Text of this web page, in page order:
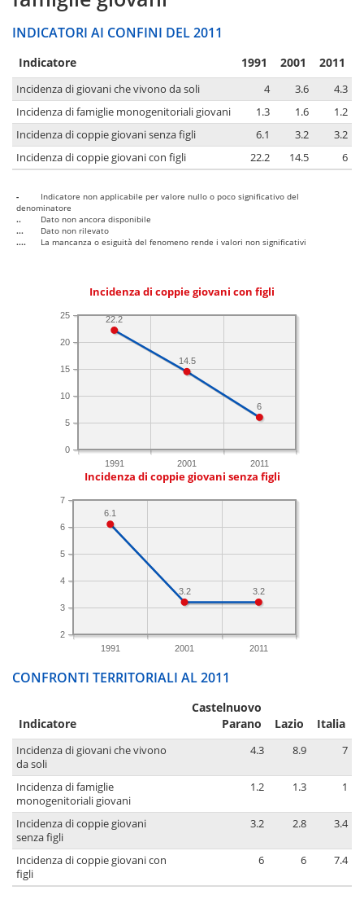
INDICATORI AI CONFINI DEL 2011
Indicatore 1991 2001 2011
Incidenza di giovani che vivono da soli 4 3.6
4.3
Incidenza di famiglie monogenitoriali giovani
1.3 1.6
1.2
Incidenza di coppie giovani senza figli
6.1 3.2
3.2
Incidenza di coppie giovani con figli
22.2 14.5 6
-
Indicatore non applicabile per valore nullo o poco significativo del
denominatore
..
Dato non ancora disponibile
...
Dato non rilevato
....
La mancanza o esiguità del fenomeno rende i valori non significativi
Incidenza di coppie giovani con figli
1991 2001 2011
0
5
10
15
20
25
6
14.5
22.2
Incidenza di coppie giovani senza figli
1991 2001 2011
2
3
4
5
6
7
3.2
3.2
6.1
CONFRONTI TERRITORIALI AL 2011
Indicatore
Castelnuovo
Parano
Lazio Italia
Incidenza di giovani che vivono
da soli
4.3 8.9 7
Incidenza di famiglie
monogenitoriali giovani
1.2 1.3 1
Incidenza di coppie giovani
senza figli
3.2 2.8 3.4
Incidenza di coppie giovani con
figli
6 6 7.4